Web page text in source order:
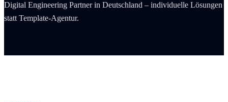
Digital Engineering Partner in Deutschland – individuelle Lösungen
statt Template-Agentur.